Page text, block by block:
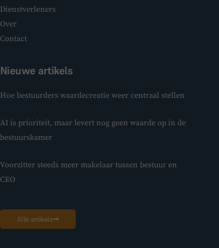
Dienstverleners
Over
Contact
Nieuwe artikels
Hoe bestuurders waardecreatie weer centraal stellen
AI is prioriteit, maar levert nog geen waarde op in de
bestuurskamer
Voorzitter steeds meer makelaar tussen bestuur en
CEO
Alle artikels